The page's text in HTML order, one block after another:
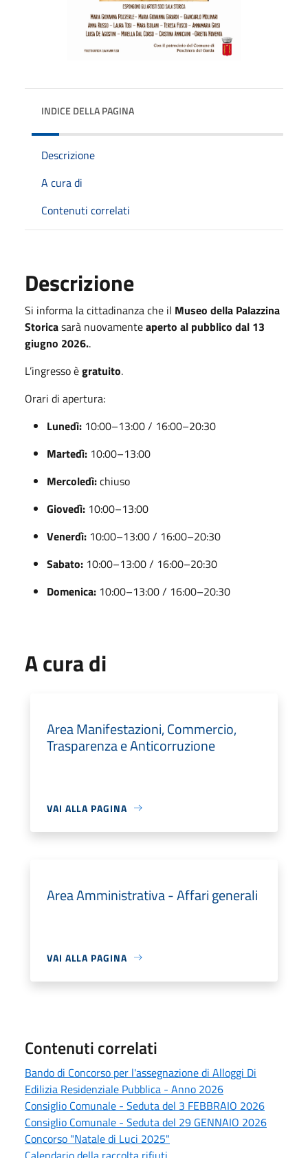
INDICE DELLA PAGINA
Descrizione
A cura di
Contenuti correlati
Descrizione
Si informa la cittadinanza che il Museo della Palazzina
Storicasarà nuovamenteaperto al pubblico dal 13
giugno 2026..
L’ingresso ègratuito.
Orari di apertura:
Lunedì: 10:00–13:00 / 16:00–20:30
Martedì: 10:00–13:00
Mercoledì:chiuso
Giovedì: 10:00–13:00
Venerdì: 10:00–13:00 / 16:00–20:30
Sabato: 10:00–13:00 / 16:00–20:30
Domenica: 10:00–13:00 / 16:00–20:30
A cura di
Area Manifestazioni, Commercio,
Trasparenza e Anticorruzione
VAI ALLA PAGINA
Area Amministrativa - Affari generali
VAI ALLA PAGINA
Contenuti correlati
Bando di Concorso per l'assegnazione di Alloggi Di
Edilizia Residenziale Pubblica - Anno 2026
Consiglio Comunale - Seduta del 3 FEBBRAIO 2026
Consiglio Comunale - Seduta del 29 GENNAIO 2026
Concorso "Natale di Luci 2025"